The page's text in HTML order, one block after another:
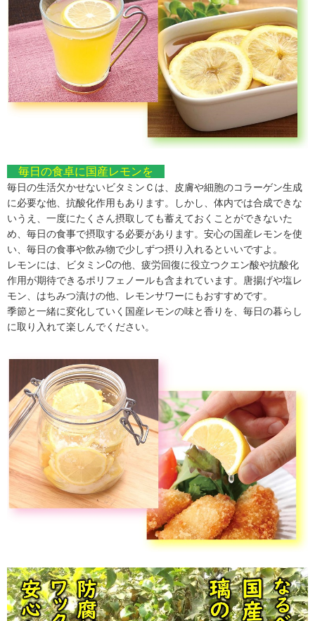
毎日の食卓に国産レモンを
毎日の生活欠かせないビタミンＣは、皮膚や細胞のコラーゲン生成
に必要な他、抗酸化作用もあります。しかし、体内では合成できな
いうえ、一度にたくさん摂取しても蓄えておくことができないた
め、毎日の食事で摂取する必要があります。安心の国産レモンを使
い、毎日の食事や飲み物で少しずつ摂り入れるといいですよ。
レモンには、ビタミンCの他、疲労回復に役立つクエン酸や抗酸化
作用が期待できるポリフェノールも含まれています。唐揚げや塩レ
モン、はちみつ漬けの他、レモンサワーにもおすすめです。
季節と一緒に変化していく国産レモンの味と香りを、毎日の暮らし
に取り入れて楽しんでください。